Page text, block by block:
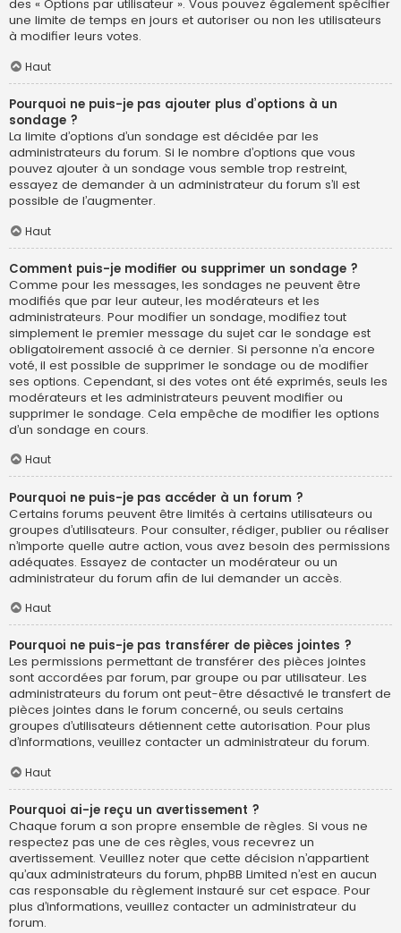
des « Options par utilisateur ». Vous pouvez également spécifier
une limite de temps en jours et autoriser ou non les utilisateurs
à modifier leurs votes.
Haut
Pourquoi ne puis-je pas ajouter plus d’options à un
sondage ?
La limite d’options d’un sondage est décidée par les
administrateurs du forum. Si le nombre d’options que vous
pouvez ajouter à un sondage vous semble trop restreint,
essayez de demander à un administrateur du forum s’il est
possible de l’augmenter.
Haut
Comment puis-je modifier ou supprimer un sondage ?
Comme pour les messages, les sondages ne peuvent être
modifiés que par leur auteur, les modérateurs et les
administrateurs. Pour modifier un sondage, modifiez tout
simplement le premier message du sujet car le sondage est
obligatoirement associé à ce dernier. Si personne n’a encore
voté, il est possible de supprimer le sondage ou de modifier
ses options. Cependant, si des votes ont été exprimés, seuls les
modérateurs et les administrateurs peuvent modifier ou
supprimer le sondage. Cela empêche de modifier les options
d’un sondage en cours.
Haut
Pourquoi ne puis-je pas accéder à un forum ?
Certains forums peuvent être limités à certains utilisateurs ou
groupes d’utilisateurs. Pour consulter, rédiger, publier ou réaliser
n’importe quelle autre action, vous avez besoin des permissions
adéquates. Essayez de contacter un modérateur ou un
administrateur du forum afin de lui demander un accès.
Haut
Pourquoi ne puis-je pas transférer de pièces jointes ?
Les permissions permettant de transférer des pièces jointes
sont accordées par forum, par groupe ou par utilisateur. Les
administrateurs du forum ont peut-être désactivé le transfert de
pièces jointes dans le forum concerné, ou seuls certains
groupes d’utilisateurs détiennent cette autorisation. Pour plus
d’informations, veuillez contacter un administrateur du forum.
Haut
Pourquoi ai-je reçu un avertissement ?
Chaque forum a son propre ensemble de règles. Si vous ne
respectez pas une de ces règles, vous recevrez un
avertissement. Veuillez noter que cette décision n’appartient
qu’aux administrateurs du forum, phpBB Limited n’est en aucun
cas responsable du règlement instauré sur cet espace. Pour
plus d’informations, veuillez contacter un administrateur du
forum.